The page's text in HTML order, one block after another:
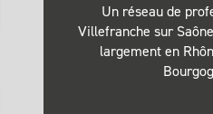
Un réseau de
Villefranche sur
largement en